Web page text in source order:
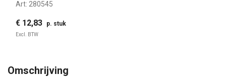
Art: 280545
€ 12,83 p. stuk
Excl. BTW
Omschrijving